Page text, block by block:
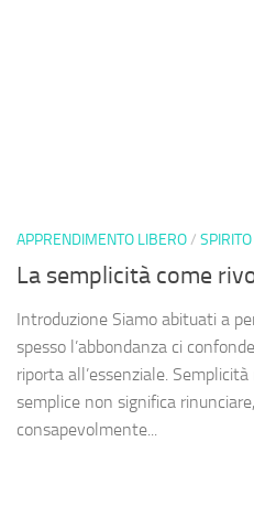
APPRENDIMENTO LIBERO/
La semplicità come
Introduzione Siamo abituati a
spesso l’abbondanza ci
riporta all’essenziale.
semplice non significa
consapevolmente...